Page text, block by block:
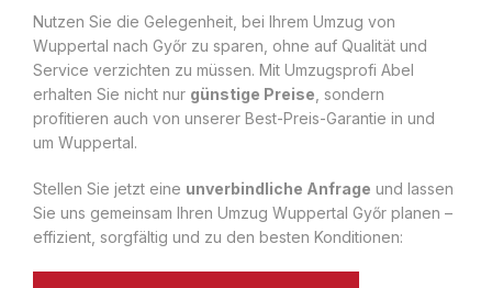
Nutzen Sie die Gelegenheit, bei Ihrem Umzug von
Wuppertal nach Győr zu sparen, ohne auf Qualität und
Service verzichten zu müssen. Mit Umzugsprofi Abel
erhalten Sie nicht nur günstige Preise , sondern
profitieren auch von unserer Best-Preis-Garantie in und
um Wuppertal.
Stellen Sie jetzt eine unverbindliche Anfrage und lassen
Sie uns gemeinsam Ihren Umzug Wuppertal Győr planen –
effizient, sorgfältig und zu den besten Konditionen: